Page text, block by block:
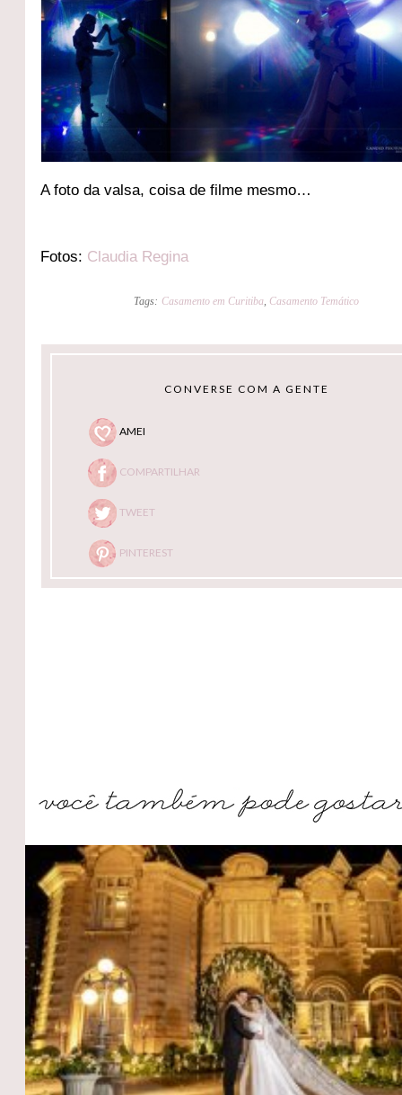
A foto da valsa, coisa de filme mesmo…
Fotos: Claudia Regina
Tags: Casamento em Curitiba, Casamento Temático
CONVERSE COM A GENTE
AMEI
COMPARTILHAR
TWEET
PINTEREST